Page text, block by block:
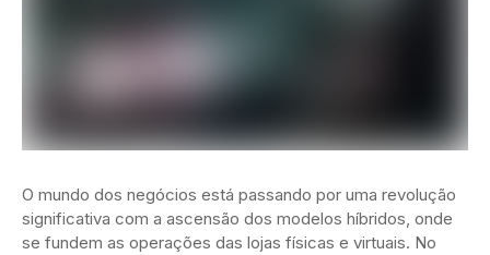
O mundo dos negócios está passando por uma revolução
significativa com a ascensão dos modelos híbridos, onde
se fundem as operações das lojas físicas e virtuais. No